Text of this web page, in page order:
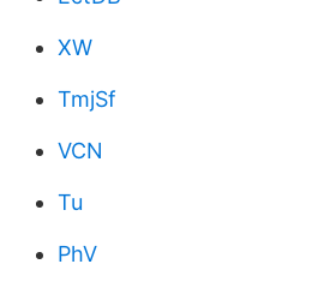
XW
TmjSf
VCN
Tu
PhV